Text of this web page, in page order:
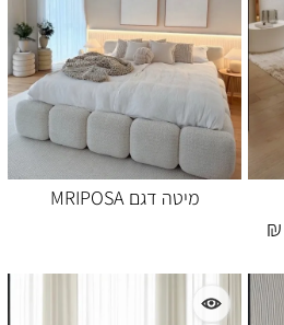
₪
מיטה דגם MRIPOSA